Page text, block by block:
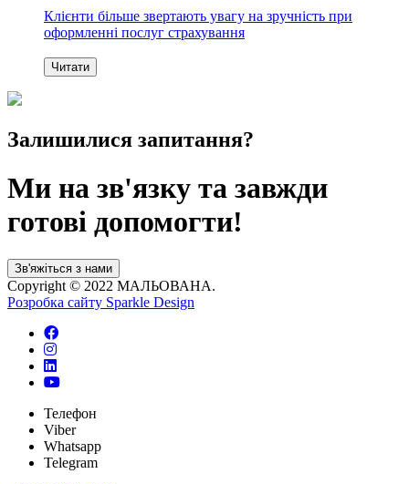
Клієнти більше звертають увагу на зручність при
оформленні послуг страхування
Читати
Залишилися запитання?
Ми на зв'язку та завжди
готові допомогти!
Зв'яжіться з нами
Copyright © 2022 МАЛЬОВАНА.
Розробка сайту Sparkle Design
Телефон
Viber
Whatsapp
Telegram